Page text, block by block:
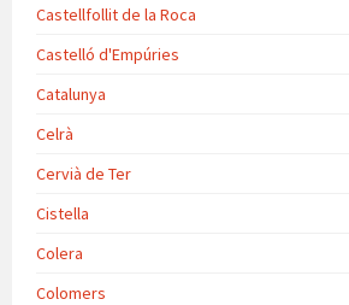
Castellfollit de la Roca
Castelló d'Empúries
Catalunya
Celrà
Cervià de Ter
Cistella
Colera
Colomers